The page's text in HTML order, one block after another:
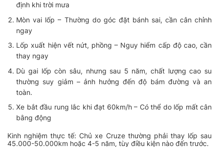
định khi trời mưa
Mòn vai lốp – Thường do góc đặt bánh sai, cần cân chỉnh
ngay
Lốp xuất hiện vết nứt, phồng – Nguy hiểm cấp độ cao, cần
thay ngay
Dù gai lốp còn sâu, nhưng sau 5 năm, chất lượng cao su
thường suy giảm – ảnh hưởng đến độ bám đường và an
toàn.
Xe bắt đầu rung lắc khi đạt 60km/h– Có thể do lốp mất cân
bằng động
Kinh nghiệm thực tế: Chủ xe Cruze thường phải thay lốp sau
45.000-50.000km hoặc 4-5 năm, tùy điều kiện nào đến trước.